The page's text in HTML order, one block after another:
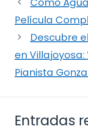
Película
Descubre
en
Pianista
Entradas